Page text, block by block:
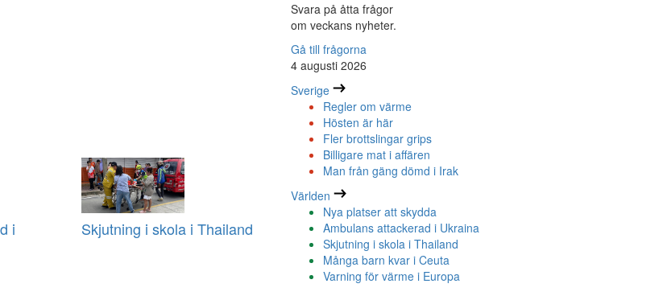
i Skjutning i skola i Thailand
Svara på åtta frågor
om veckans nyheter.
Gå till frågorna
4 augusti 2026
Sverige
Regler om värme
Hösten är här
Fler brottslingar grips
Billigare mat i affären
Man från gäng dömd i Irak
Världen
Nya platser att skydda
Ambulans attackerad i Ukraina
Skjutning i skola i Thailand
Många barn kvar i Ceuta
Varning för värme i Europa